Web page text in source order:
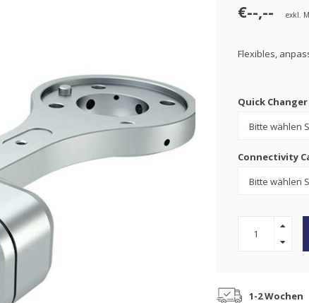
€--,-- exkl.
Flexibles,
Quick
Connectivity
1-2 Wochen